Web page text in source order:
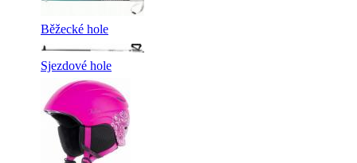
Běžecké hole
Sjezdové hole